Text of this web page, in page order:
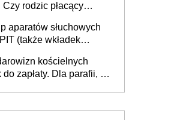
rodzic płacący
aparatów słuchowych
(także wkładek
kościelnych
zapłaty. Dla parafii, na